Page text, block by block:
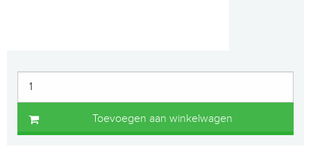
Toevoegen aan winkelwagen